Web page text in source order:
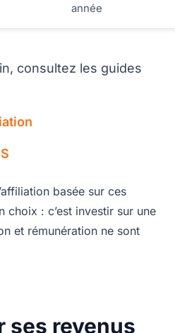
année
consultez les guides
basée sur ces
choix : c’est investir sur une
et rémunération ne sont
ses revenus